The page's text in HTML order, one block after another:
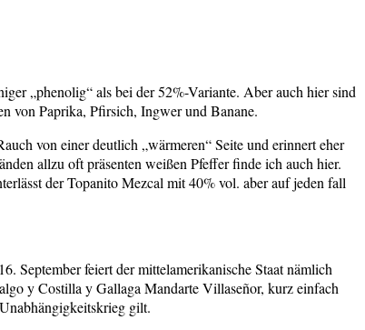
„phenolig“ als bei der 52%-Variante. Aber auch hier sind
von Paprika, Pfirsich, Ingwer und Banane.
von einer deutlich „wärmeren“ Seite und erinnert eher
allzu oft präsenten weißen Pfeffer finde ich auch hier.
der Topanito Mezcal mit 40% vol. aber auf jeden fall
September feiert der mittelamerikanische Staat nämlich
y Costilla y Gallaga Mandarte Villaseñor, kurz einfach
gilt.